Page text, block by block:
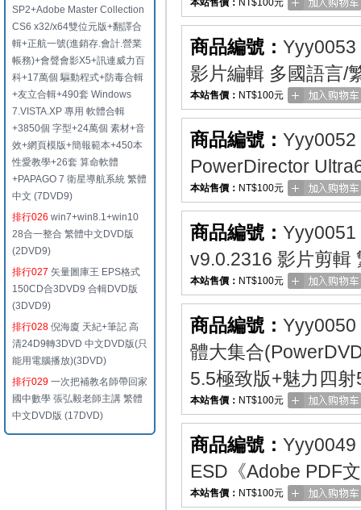
SP2+Adobe Master Collection
CS6 x32/x64雙位元版+翻譯合
輯+正航一號(進銷存.會計.營業
帳務)+會聲會影X5+訊連威力百
科+17萬個 驅動程式+防毒合輯
+友立合輯+490套 Windows
7.VISTA.XP 專用 軟體合輯
+3850個 字型+24萬個 素材+音
效+網頁模版+簡報範本+450本
性愛教學+26套 算命軟體
+PAPAGO 7 衛星導航系統 繁體
中文 (7DVD9)
排行026 win7+win8.1+win10
28合一整合 繁體中文DVD版
(2DVD9)
排行027 矢量圖庫王 EPS格式
150CD合3DVD9 合輯DVD版
(3DVD9)
排行028 倪海廈 天紀+筆記 高
清24D9轉3DVD 中文DVD版(只
能用電腦播放)(3DVD)
排行029 一次把補教名師帶回家
國中數學 張弘毅老師主講 繁體
中文DVD版 (17DVD)
本站售價： NT$100元
商品編號： Yyy0053
影片編輯 多國語言/
本站售價： NT$100元
商品編號： Yyy0052
PowerDirector
本站售價： NT$100元
商品編號： Yyy0051
v9.0.2316 影片剪輯
本站售價： NT$100元
商品編號： Yyy0050
體大集合
5.5極致版+魅力四
本站售價： NT$100元
商品編號： Yyy0049
ESD《Adobe PDF
本站售價： NT$100元